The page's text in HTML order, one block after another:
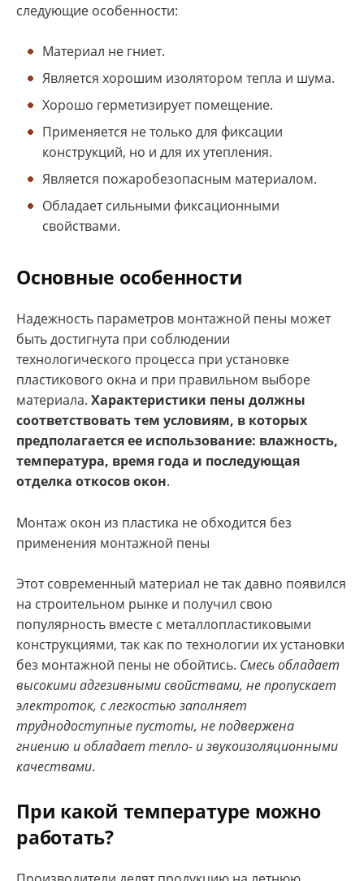
следующие особенности:
Материал не гниет.
Является хорошим изолятором тепла и шума.
Хорошо герметизирует помещение.
Применяется не только для фиксации
конструкций, но и для их утепления.
Является пожаробезопасным материалом.
Обладает сильными фиксационными
свойствами.
Основные особенности
Надежность параметров монтажной пены может
быть достигнута при соблюдении
технологического процесса при установке
пластикового окна и при правильном выборе
материала. Характеристики пены должны
соответствовать тем условиям, в которых
предполагается ее использование: влажность,
температура, время года и последующая
отделка откосов окон.
Монтаж окон из пластика не обходится без
применения монтажной пены
Этот современный материал не так давно появился
на строительном рынке и получил свою
популярность вместе с металлопластиковыми
конструкциями, так как по технологии их установки
без монтажной пены не обойтись. Смесь обладает
высокими адгезивными свойствами, не пропускает
электроток, с легкостью заполняет
труднодоступные пустоты, не подвержена
гниению и обладает тепло- и звукоизоляционными
качествами.
При какой температуре можно
работать?